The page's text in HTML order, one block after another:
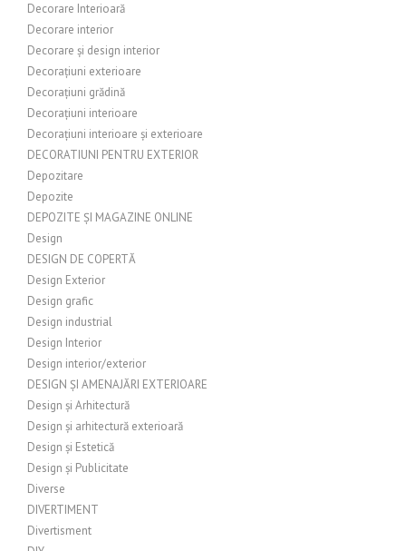
Decorare Interioară
Decorare interior
Decorare și design interior
Decorațiuni exterioare
Decorațiuni grădină
Decorațiuni interioare
Decorațiuni interioare și exterioare
DECORATIUNI PENTRU EXTERIOR
Depozitare
Depozite
DEPOZITE ȘI MAGAZINE ONLINE
Design
DESIGN DE COPERTĂ
Design Exterior
Design grafic
Design industrial
Design Interior
Design interior/exterior
DESIGN ȘI AMENAJĂRI EXTERIOARE
Design și Arhitectură
Design și arhitectură exterioară
Design și Estetică
Design și Publicitate
Diverse
DIVERTIMENT
Divertisment